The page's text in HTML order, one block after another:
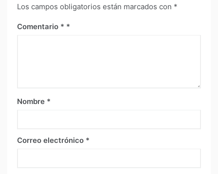
Los campos obligatorios están marcados con *
Comentario *
Nombre *
Correo electrónico *